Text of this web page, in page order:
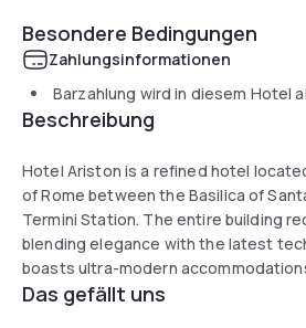
Besondere Bedingungen
Zahlungsinformationen
Barzahlung wird in diesem Hotel
Beschreibung
Hotel Ariston is a refined hotel
of Rome between the Basilica of
Termini Station. The entire building
blending elegance with the latest
boasts ultra-modern
and satellite TV. The spacious rooms
Das gefällt uns